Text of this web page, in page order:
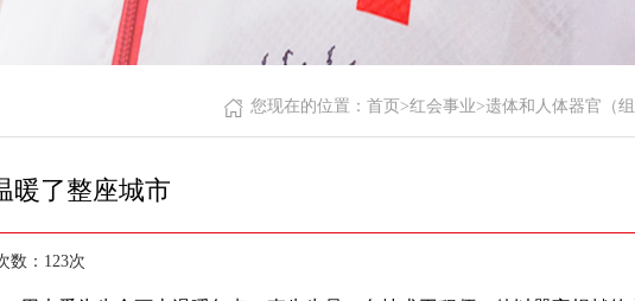
您现在的位置： 首页 >红会事业>遗体和人体器官（
暖了整座城市
数：123次